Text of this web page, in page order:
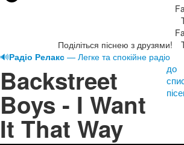
Поділіться піснею з друзями!
🔊Радіо Релакс — Легке та спокійне радіо
Backstreet
Boys - I Want
It That Way
до